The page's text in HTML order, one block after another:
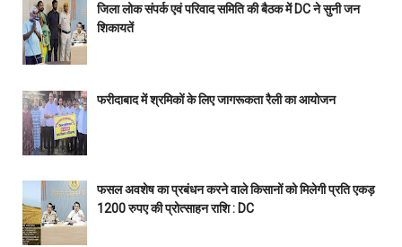
जिला लोक संपर्क एवं परिवाद समिति की बैठक में DC ने सुनी जन
शिकायतें
फरीदाबाद में श्रमिकों के लिए जागरूकता रैली का आयोजन
फसल अवशेष का प्रबंधन करने वाले किसानों को मिलेगी प्रति एकड़
1200 रुपए की प्रोत्साहन राशि : DC